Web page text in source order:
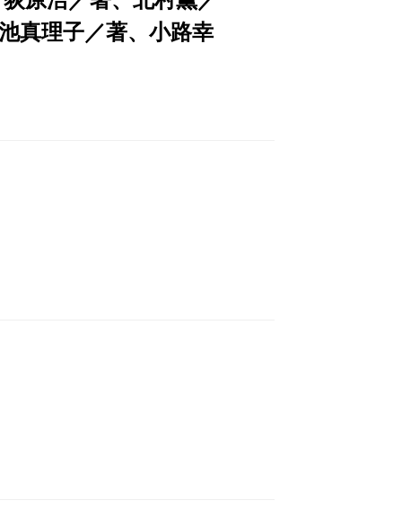
真理子／著、小路幸